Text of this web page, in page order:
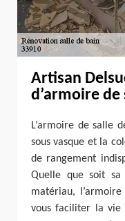
Artisan
d’armoire
L’armoire de salle
sous vasque et la
de rangement
Quelle que soit
matériau,
vous faciliter la vie